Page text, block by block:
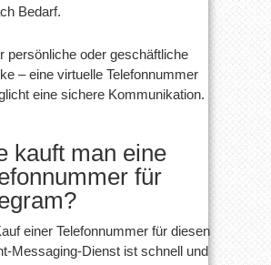
Bedarf.
persönliche oder geschäftliche
– eine virtuelle Telefonnummer
eine sichere Kommunikation.
kauft man eine
für
einer Telefonnummer für diesen
Messaging-Dienst ist schnell und